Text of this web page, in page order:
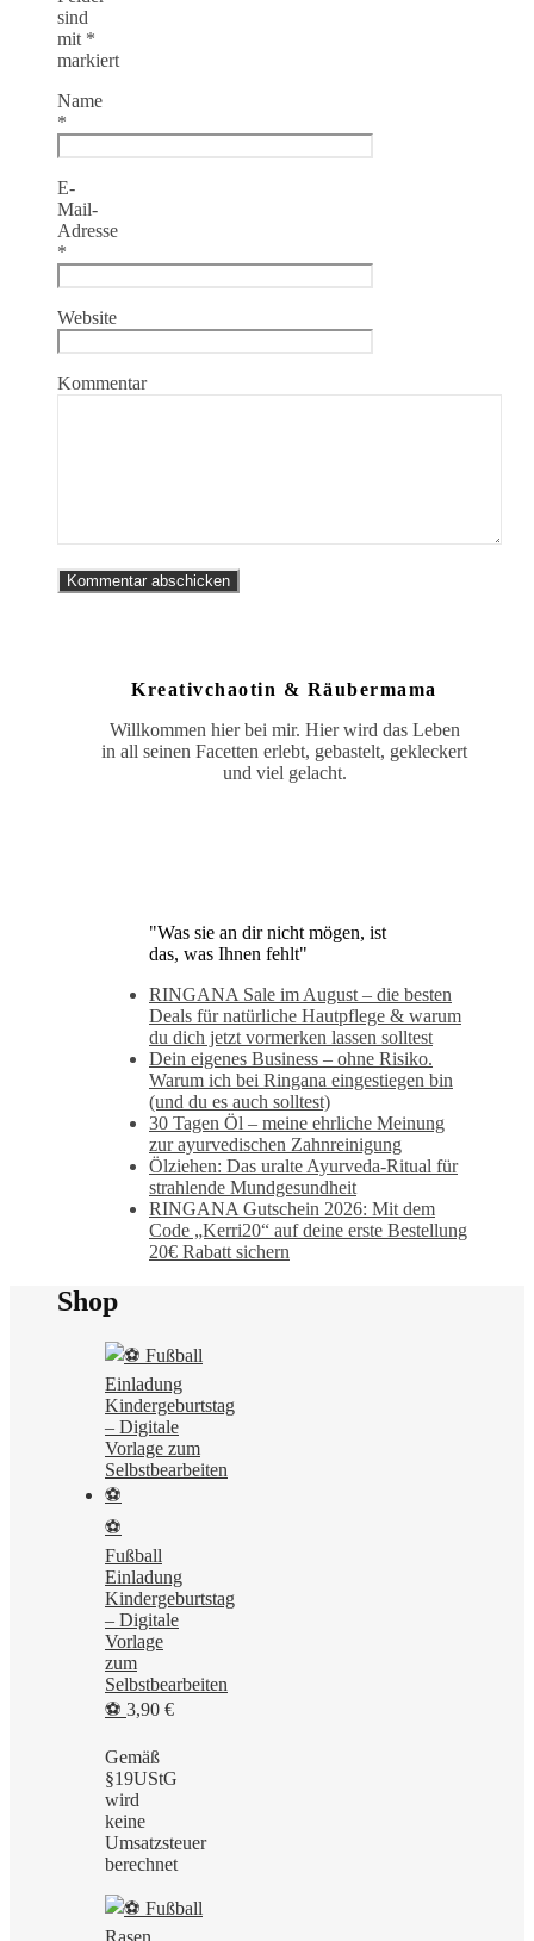
sind
mit *
markiert
Name
*
E-
Mail-
Adresse
*
Website
Kommentar
Kreativchaotin & Räubermama
Willkommen hier bei mir. Hier wird das Leben
in all seinen Facetten erlebt, gebastelt, gekleckert
und viel gelacht.
"Was sie an dir nicht mögen, ist
das, was Ihnen fehlt"
RINGANA Sale im August – die besten
Deals für natürliche Hautpflege & warum
du dich jetzt vormerken lassen solltest
Dein eigenes Business – ohne Risiko.
Warum ich bei Ringana eingestiegen bin
(und du es auch solltest)
30 Tagen Öl – meine ehrliche Meinung
zur ayurvedischen Zahnreinigung
Ölziehen: Das uralte Ayurveda-Ritual für
strahlende Mundgesundheit
RINGANA Gutschein 2026: Mit dem
Code „Kerri20“ auf deine erste Bestellung
20€ Rabatt sichern
Shop
⚽
Fußball
Einladung
Kindergeburtstag
– Digitale
Vorlage
zum
Selbstbearbeiten
⚽ 3,90 €
Gemäß
§19UStG
wird
keine
Umsatzsteuer
berechnet